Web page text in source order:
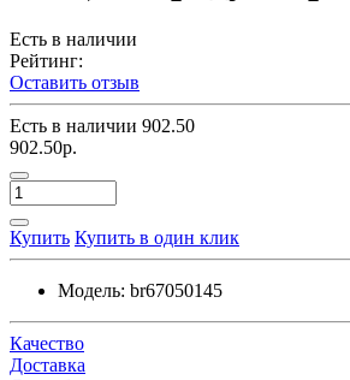
Есть в наличии
Рейтинг:
Оставить отзыв
Есть в наличии 902.50
902.50р.
Купить Купить в один клик
Модель: br67050145
Качество
Доставка